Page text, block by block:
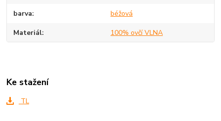
barva béžová
Materiál 100% ovčí VLNA
Ke stažení
TL